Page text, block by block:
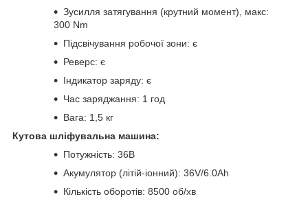
Зусилля затягування (крутний момент), макс:
300 Nm
Підсвічування робочої зони: є
Реверс: є
Індикатор заряду: є
Час заряджання: 1 год
Вага: 1,5 кг
Кутова шліфувальна машина:
Потужність: 36В
Акумулятор (літій-іонний): 36V/6.0Ah
Кількість оборотів: 8500 об/хв